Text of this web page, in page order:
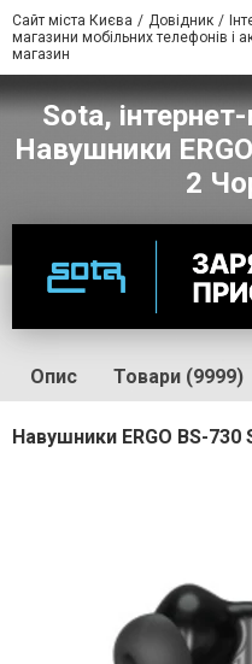
Сайт міста Києва Довідник
магазини мобільних телефонів і
магазин
Sota,
Навушники
2
Опис Товари (9999)
Навушники ERGO BS-